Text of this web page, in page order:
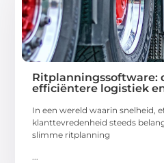
Ritplanningssoftware:
efficiëntere logistiek
In een wereld waarin snelheid,
klanttevredenheid steeds
slimme ritplanning
...